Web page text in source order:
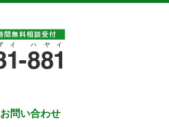
お問い合わせ